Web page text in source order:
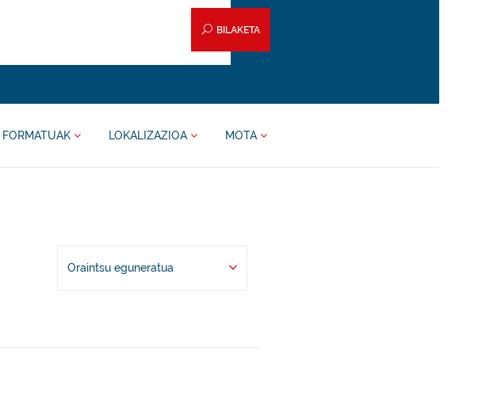
BILAKETA
FORMATUAK LOKALIZAZIOA MOTA
Oraintsu eguneratua